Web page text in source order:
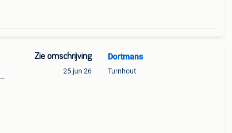
Zie omschrijving
25 jun 26
Dortmans
Turnhout